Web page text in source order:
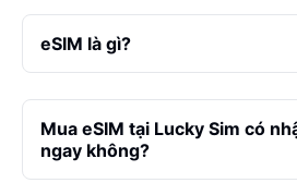
eSIM là gì?
Mua eSIM tại Lucky Sim có
ngay không?